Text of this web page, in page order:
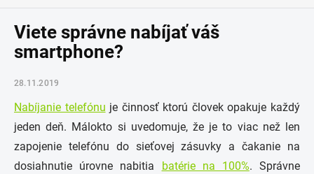
Viete správne nabíjať váš
smartphone?
28.11.2019
Nabíjanie telefónu je činnosť ktorú človek opakuje každý
jeden deň. Málokto si uvedomuje, že je to viac než len
zapojenie telefónu do sieťovej zásuvky a čakanie na
dosiahnutie úrovne nabitia batérie na 100%. Správne